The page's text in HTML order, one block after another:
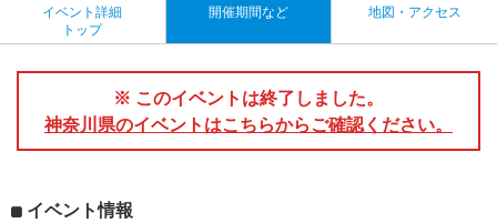
イベント詳細
トップ
開催期間など 地図・アクセス
※ このイベントは終了しました。
神奈川県のイベントはこちらからご確認ください。
イベント情報